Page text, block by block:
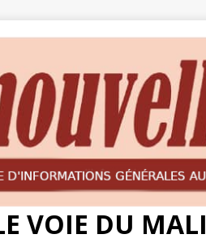
VOIE DU MALI